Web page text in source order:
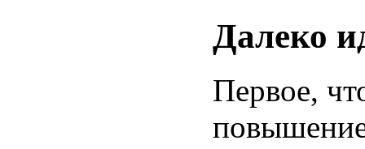
Далеко
Первое,